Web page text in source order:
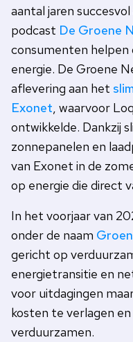
aantal jaren
podcast De Groene
consumenten
energie. De Groene
aflevering aan het
Exonet, waarvoor
ontwikkelde. Dankzij
zonnepanelen en
van Exonet in de
op energie die direct
In het voorjaar van
onder de naam
gericht op
energietransitie en
voor uitdagingen
kosten te verlagen
verduurzamen.